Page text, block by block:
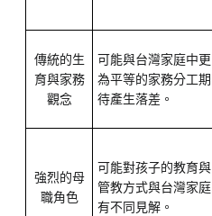
傳統的生
育與家務
觀念
可能與台灣家庭中更
為平等的家務分工期
待產生落差。
強烈的母
職角色
可能對孩子的教育與
管教方式與台灣家庭
有不同見解。